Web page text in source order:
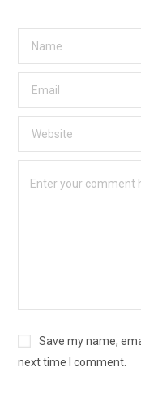
Save my name,
next time I comment.